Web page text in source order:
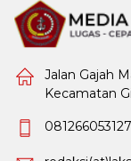
Jalan Gajah
Kecamatan
081266053127